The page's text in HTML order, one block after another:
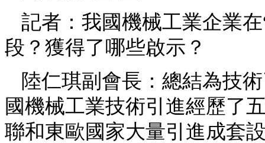
記者：我國機械工業企業
段？獲得了哪些啟示？
陸仁琪副會長：總結為技
國機械工業技術引進經歷了
聯和東歐國家大量引進成套